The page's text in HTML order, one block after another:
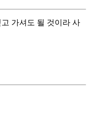
가셔도 될 것이라 사